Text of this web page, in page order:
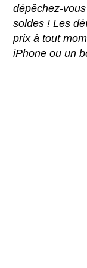
dépêchez-
soldes ! Les
prix à tout
iPhone ou un